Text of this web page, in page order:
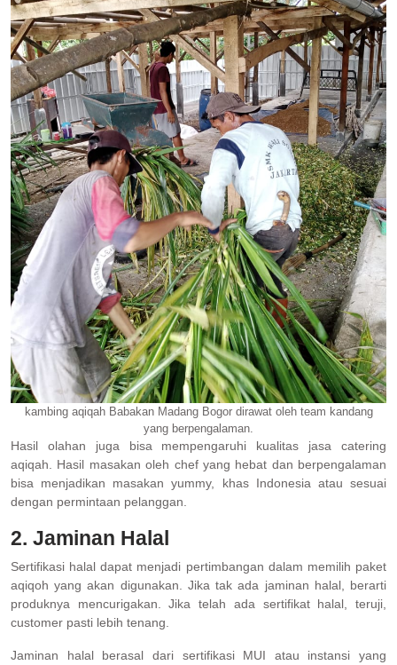
kambing aqiqah Babakan Madang Bogor dirawat oleh team kandang
yang berpengalaman.
Hasil olahan juga bisa mempengaruhi kualitas jasa catering
aqiqah. Hasil masakan oleh chef yang hebat dan berpengalaman
bisa menjadikan masakan yummy, khas Indonesia atau sesuai
dengan permintaan pelanggan.
2. Jaminan Halal
Sertifikasi halal dapat menjadi pertimbangan dalam memilih paket
aqiqoh yang akan digunakan. Jika tak ada jaminan halal, berarti
produknya mencurigakan. Jika telah ada sertifikat halal, teruji,
customer pasti lebih tenang.
Jaminan halal berasal dari sertifikasi MUI atau instansi yang